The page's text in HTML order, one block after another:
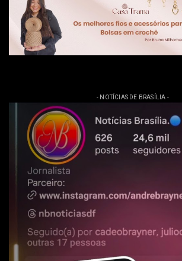
- NOTÍCIAS DE BRASÍLIA -